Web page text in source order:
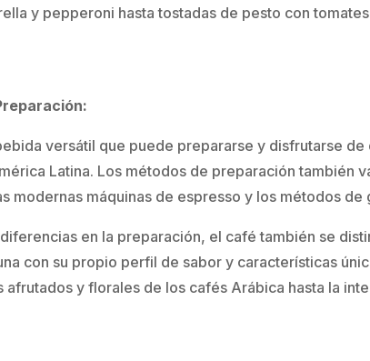
y pepperoni hasta tostadas de pesto con
versátil que puede prepararse y disfrutarse
Latina. Los métodos de preparación también
modernas máquinas de espresso y los métodos de
en la preparación, el café también se
con su propio perfil de sabor y características
afrutados y florales de los cafés Arábica hasta la